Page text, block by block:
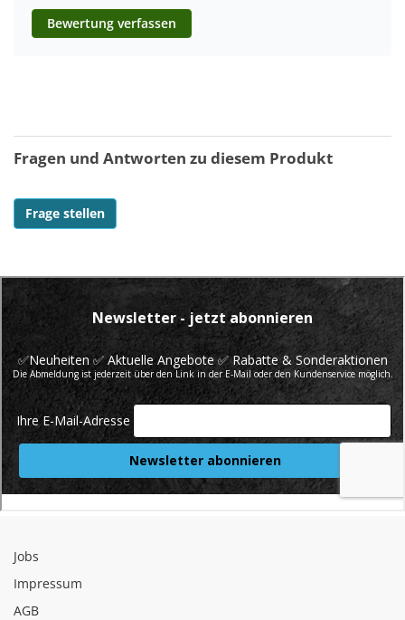
Bewertung verfassen
Fragen und Antworten zu diesem Produkt
Frage stellen
Jobs
Impressum
AGB